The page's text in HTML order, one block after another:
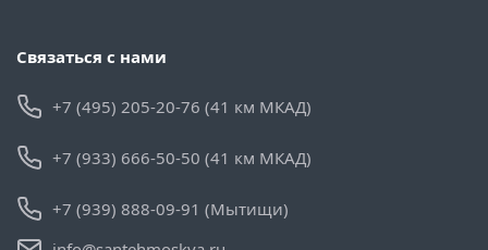
Связаться с нами
+7 (495) 205-20-76 (41 км МКАД)
+7 (933) 666-50-50 (41 км МКАД)
+7 (939) 888-09-91 (Мытищи)